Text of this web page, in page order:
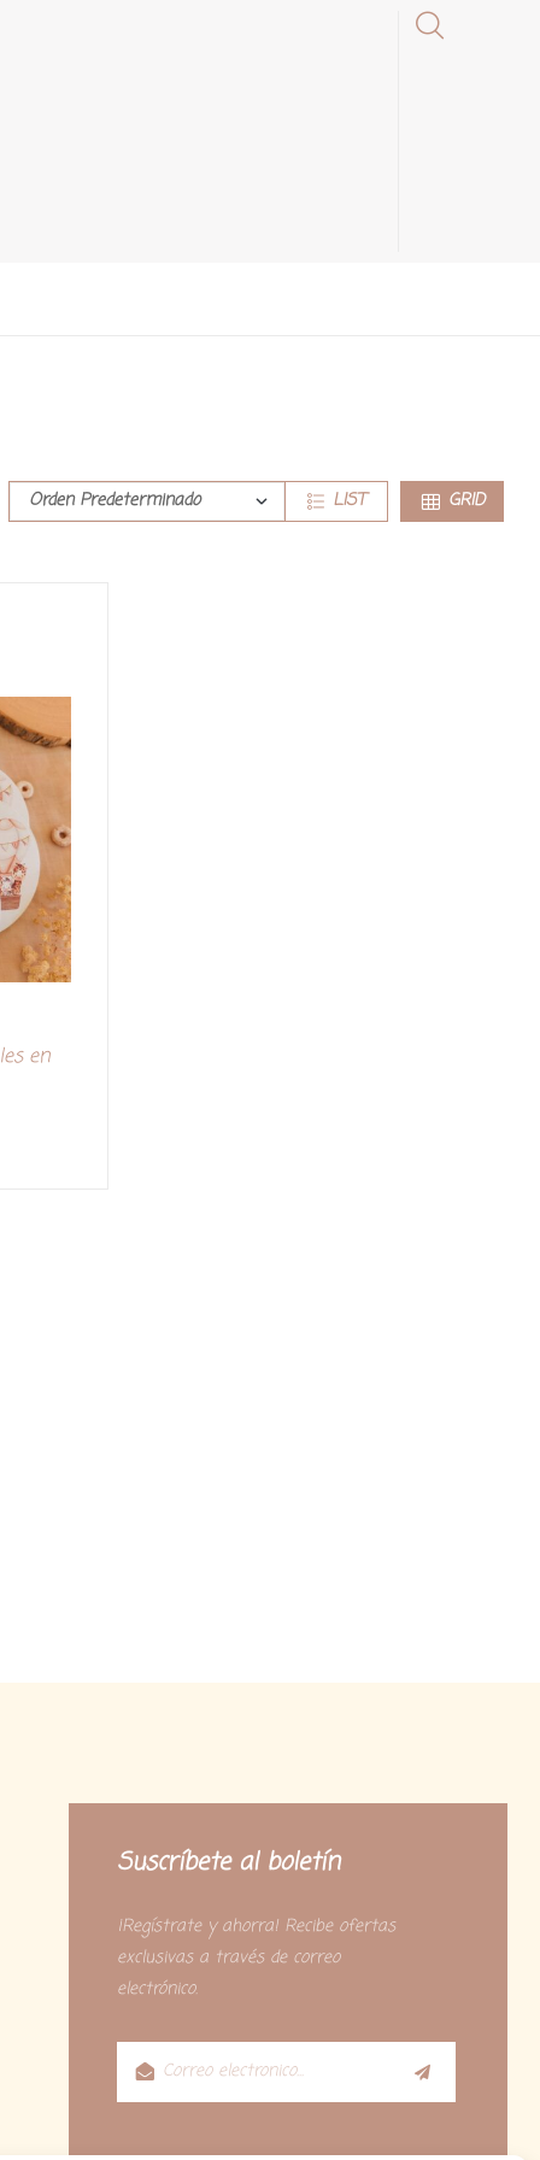
LIST GRID
en
Suscríbete al boletín
¡Regístrate y ahorra! Recibe ofertas
exclusivas a través de correo
electrónico.